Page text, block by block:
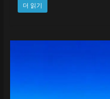
더 읽기